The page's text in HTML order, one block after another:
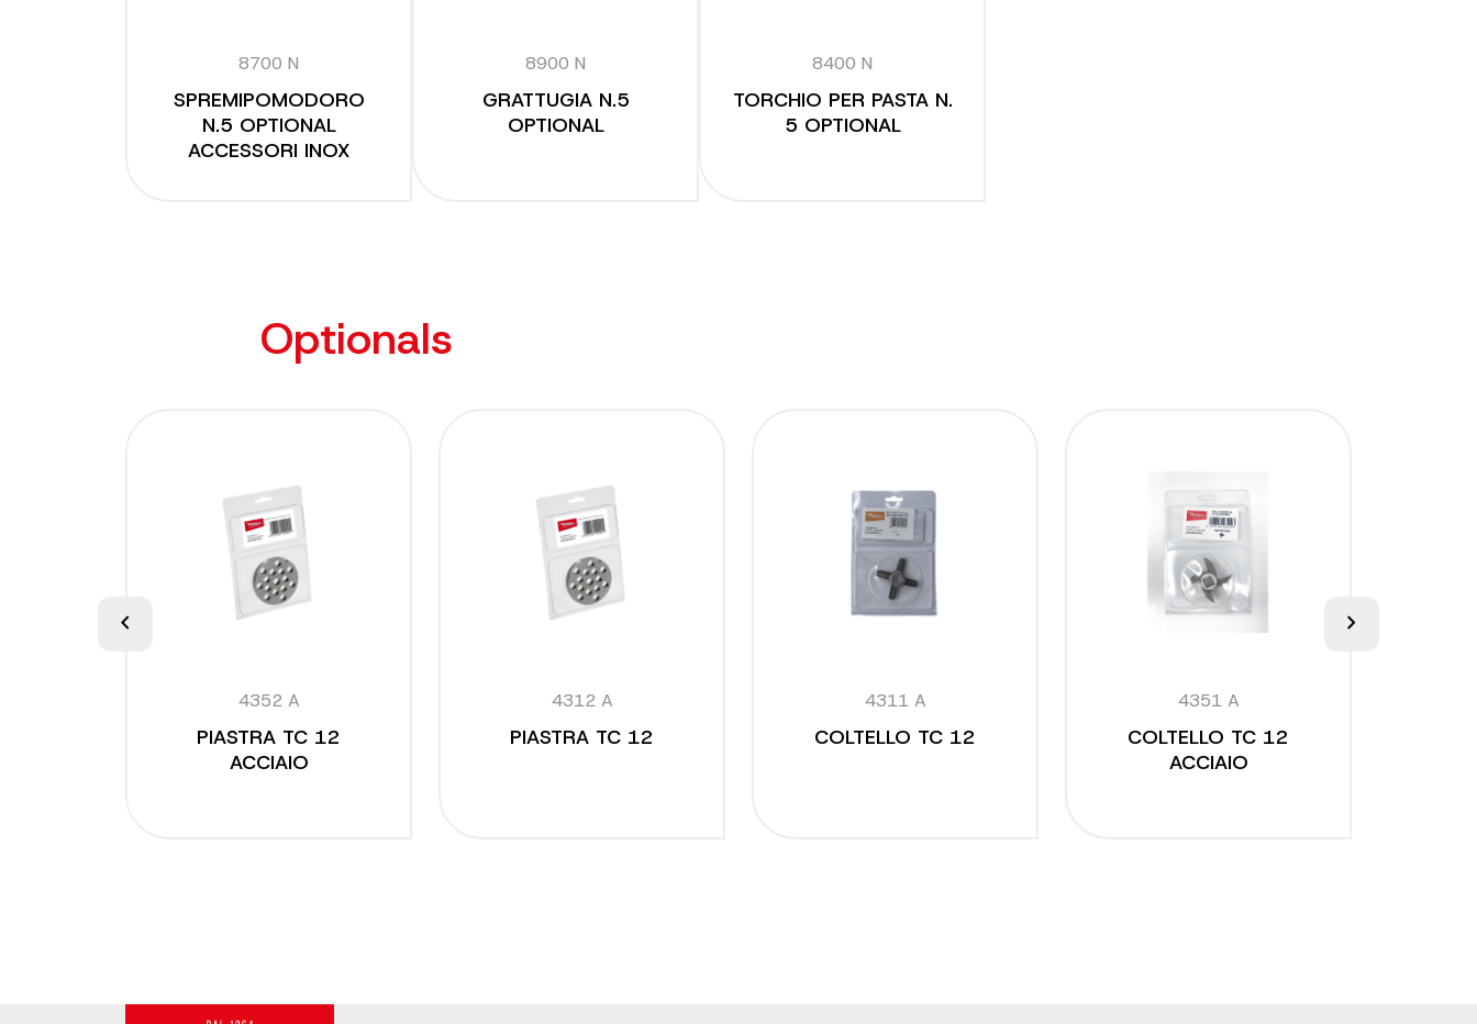
8700 N
SPREMIPOMODORO
N.5 OPTIONAL
ACCESSORI INOX
8900 N
GRATTUGIA N.5
OPTIONAL
8400 N
TORCHIO PER PASTA N.
5 OPTIONAL
Optionals
4352 A
PIASTRA TC 12
ACCIAIO
4312 A
PIASTRA TC 12
4311 A
COLTELLO TC 12
4351 A
COLTELLO TC 12
ACCIAIO
chevron_left chevron_right